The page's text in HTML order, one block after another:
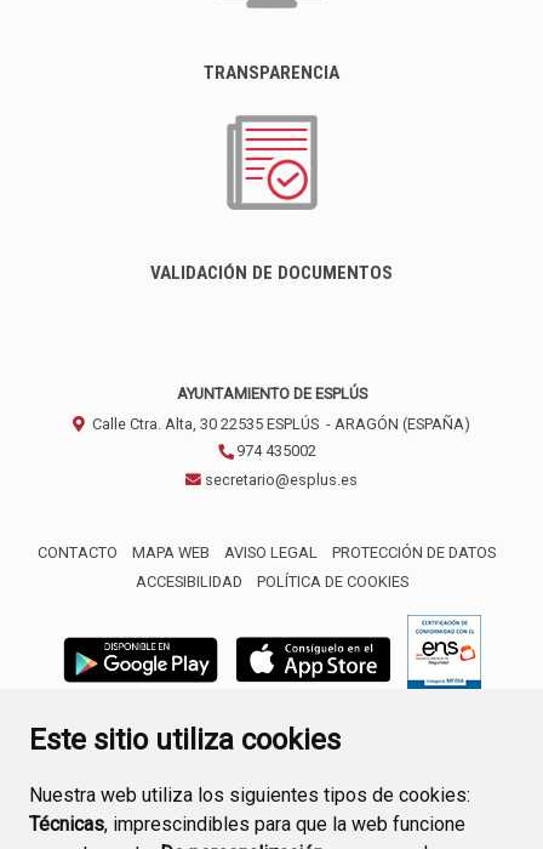
Este sitio utiliza cookies
Nuestra web utiliza los siguientes tipos de cookies:
Técnicas, imprescindibles para que la web funcione
TRANSPARENCIA
VALIDACIÓN DE DOCUMENTOS
AYUNTAMIENTO DE ESPLÚS
Calle Ctra. Alta, 30 22535 ESPLÚS - ARAGÓN (ESPAÑA)
974 435002
secretario@esplus.es
CONTACTO MAPA WEB AVISO LEGAL
PROTECCIÓN DE DATOS
ACCESIBILIDAD
POLÍTICA DE COOKIES